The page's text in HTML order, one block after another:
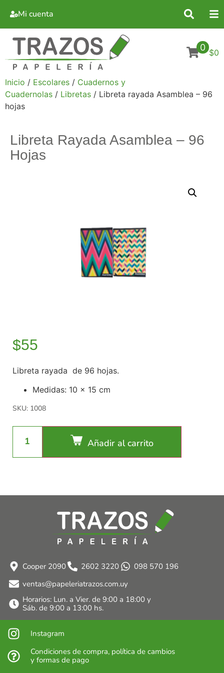
Mi cuenta
0 $0
Inicio / Escolares / Cuadernos y
Cuadernolas / Libretas / Libreta rayada Asamblea – 96
hojas
Libreta Rayada Asamblea – 96
Hojas
$55
Libreta rayada de 96 hojas.
Medidas: 10 x 15 cm
SKU: 1008
Añadir al carrito
Cooper 2090 2602 3220
098 570 196
ventas@papeleriatrazos.com.uy
Horarios: Lun. a Vier. de 9:00 a 18:00 y
Sáb. de 9:00 a 13:00 hs.
Instagram
Condiciones de compra, política de cambios
y formas de pago